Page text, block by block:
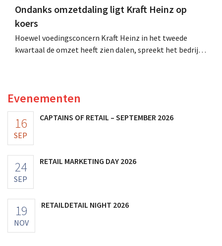
Ondanks omzetdaling ligt Kraft Heinz op
koers
Hoewel voedingsconcern Kraft Heinz in het tweede
kwartaal de omzet heeft zien dalen, spreekt het bedrijf
Evenementen
16
SEP
CAPTAINS OF RETAIL – SEPTEMBER 2026
24
SEP
RETAIL MARKETING DAY 2026
19
NOV
RETAILDETAIL NIGHT 2026